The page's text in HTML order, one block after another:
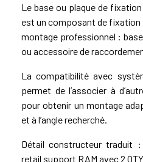
Le base ou plaque de
est un composant de fixation
montage professionnel :
ou accessoire de
La compatibilité avec
permet de l’associer à
pour obtenir un montage
et à l’angle recherché.
Détail constructeur traduit
retail support RAM avec 2